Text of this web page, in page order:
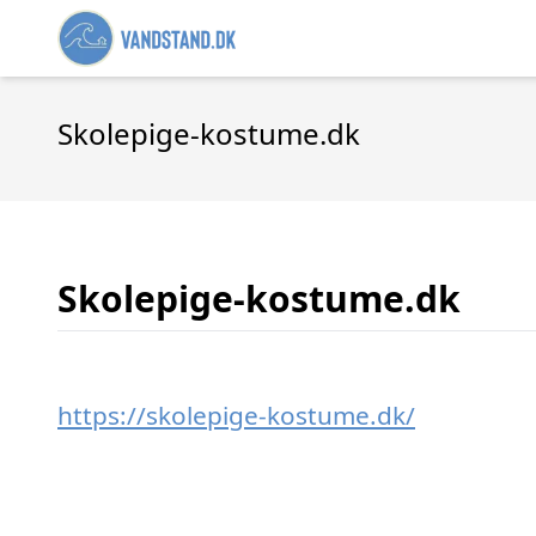
Skolepige-kostume.dk
Skolepige-kostume.dk
https://skolepige-kostume.dk/